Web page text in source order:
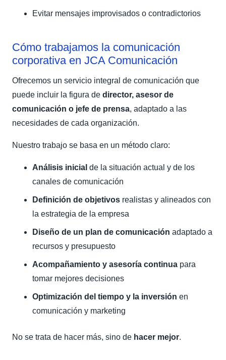
Evitar mensajes improvisados o contradictorios
Cómo trabajamos la comunicación
corporativa en JCA Comunicación
Ofrecemos un servicio integral de comunicación que
puede incluir la figura de director, asesor de
comunicación o jefe de prensa, adaptado a las
necesidades de cada organización.
Nuestro trabajo se basa en un método claro:
Análisis inicial de la situación actual y de los
canales de comunicación
Definición de objetivos realistas y alineados con
la estrategia de la empresa
Diseño de un plan de comunicación adaptado a
recursos y presupuesto
Acompañamiento y asesoría continua para
tomar mejores decisiones
Optimización del tiempo y la inversión en
comunicación y marketing
No se trata de hacer más, sino de hacer mejor.